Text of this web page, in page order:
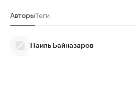
АвторыТеги
Наиль Байназаров